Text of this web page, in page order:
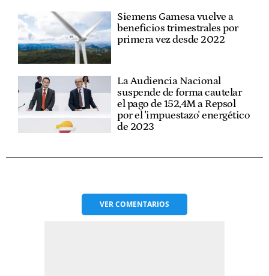
Siemens Gamesa vuelve a
beneficios trimestrales por
primera vez desde 2022
La Audiencia Nacional
suspende de forma cautelar
el pago de 152,4M a Repsol
por el 'impuestazo' energético
de 2023
VERCOMENTARIOS